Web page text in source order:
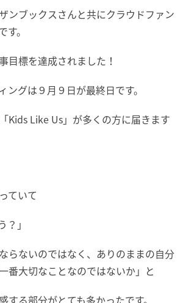
ンブックスさんと共にクラウドファン
。
目標を達成されました！
ングは９月９日が最終日です。
Kids Like Us」が多くの方に届きます
ていて
？」
らないのではなく、ありのままの自分
番大切なことなのではないか」と
する部分がとても多かったです。